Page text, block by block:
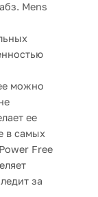
Mens
можно
ее
в самых
Free
за